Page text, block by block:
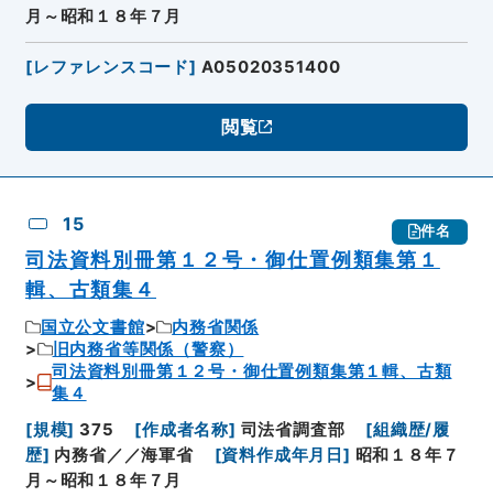
月～昭和１８年７月
[レファレンスコード] A05020351400
閲覧
15 件名
司法資料別冊第１２号・御仕置例類集第１
輯、古類集４
国立公文書館
内務省関係
旧内務省等関係（警察）
司法資料別冊第１２号・御仕置例類集第１輯、古類
集４
[規模] 375 [作成者名称] 司法省調査部 [組織歴/履
歴] 内務省／／海軍省 [資料作成年月日] 昭和１８年７
月～昭和１８年７月